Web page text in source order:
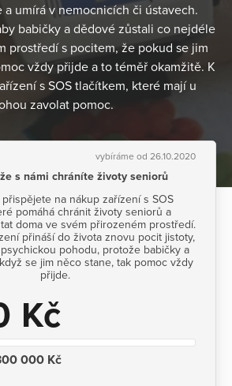
umírá v nemocnicích či ústavech.
babičky a dědové zůstali co nejdéle
prostředí s pocitem, že pokud se jim
vždy přijde a to téměř okamžitě. K
s SOS tlačítkem, které mají u
zavolat pomoc.
vybíráme od 26.10.2020
s námi chráníte životy seniorů
přispějete na nákup zařízení s SOS
pomáhá chránit životy seniorů a
doma ve svém přirozeném prostředí.
přináší do života znovu pocit jistoty,
pohodu, protože babičky a
se jim něco stane, tak pomoc vždy
přijde.
Kč
000 Kč